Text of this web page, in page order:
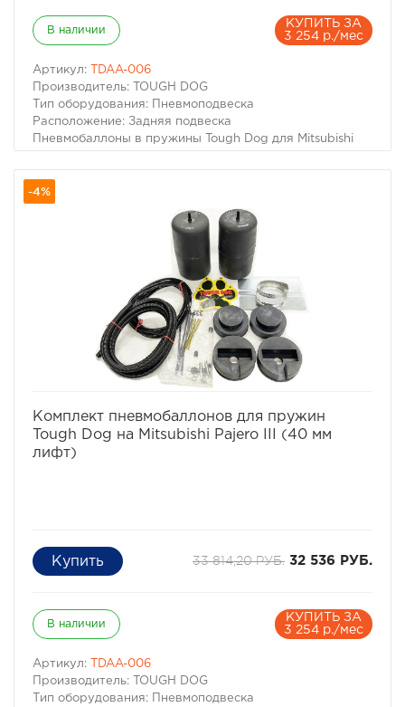
В наличии
КУПИТЬ ЗА
3 254 р./мес
Артикул:
TDAA-006
Производитель: TOUGH DOG
Тип оборудования: Пневмоподвеска
Расположение: Задняя подвеска
Пневмобаллоны в пружины Tough Dog для Mitsubishi
– Mitsubishi Pajero III 2000-2006 г.в.
-4%
Комплект пневмобаллонов для пружин
Tough Dog на Mitsubishi Pajero III (40 мм
лифт)
33 814,20 РУБ. 32 536 РУБ.
В наличии
КУПИТЬ ЗА
3 254 р./мес
Артикул:
TDAA-006
Производитель: TOUGH DOG
Тип оборудования: Пневмоподвеска